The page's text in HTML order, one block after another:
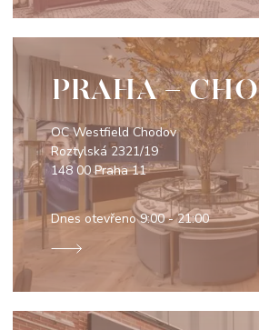
PRAHA -
OC Westfield Chodov
Roztylská 2321/19
148 00 Praha 11
Dnes otevřeno9:00 - 21:00